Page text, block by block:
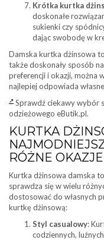
Krótka kurtka
doskonałe
sukienki czy
dając swobodę w
Damska kurtka dżinsowa
także doskonały sposób
preferencji i okazji, można
najlepiej odpowiada
Sprawdź ciekawy wybór
odzieżowego eButik.pl.
KURTKA
RÓŻNE
Kurtka dżinsowa damska
sprawdza się w wielu
dostosować do własnych
kurtkę dżinsową:
Styl casualowy:
codziennych,